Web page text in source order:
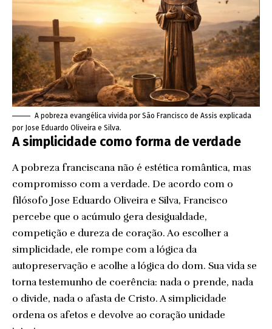
A pobreza evangélica vivida por São Francisco de Assis explicada
por Jose Eduardo Oliveira e Silva.
A simplicidade como forma de verdade
A pobreza franciscana não é estética romântica, mas
compromisso com a verdade. De acordo com o
filósofo Jose Eduardo Oliveira e Silva, Francisco
percebe que o acúmulo gera desigualdade,
competição e dureza de coração. Ao escolher a
simplicidade, ele rompe com a lógica da
autopreservação e acolhe a lógica do dom. Sua vida se
torna testemunho de coerência: nada o prende, nada
o divide, nada o afasta de Cristo. A simplicidade
ordena os afetos e devolve ao coração unidade